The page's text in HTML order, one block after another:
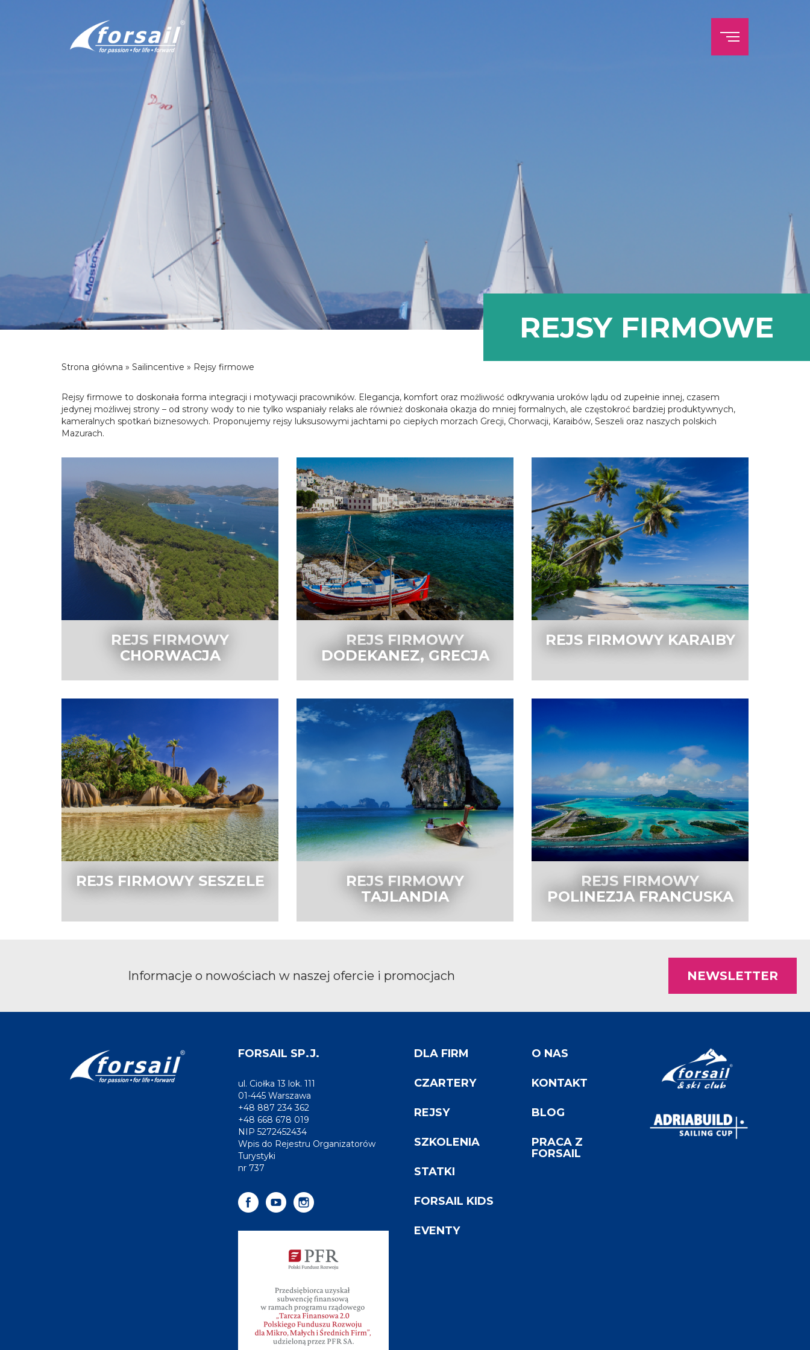
REJSY FIRMOWE
Strona główna » Sailincentive » Rejsy firmowe
Rejsy firmowe to doskonała forma integracji i motywacji pracowników. Elegancja, komfort oraz możliwość odkrywania uroków lądu od zupełnie innej, czasem
jedynej możliwej strony – od strony wody to nie tylko wspaniały relaks ale również doskonała okazja do mniej formalnych, ale częstokroć bardziej produktywnych,
kameralnych spotkań biznesowych. Proponujemy rejsy luksusowymi jachtami po ciepłych morzach Grecji, Chorwacji, Karaibów, Seszeli oraz naszych polskich
Mazurach.
REJS FIRMOWY
CHORWACJA
REJS FIRMOWY
DODEKANEZ, GRECJA
REJS FIRMOWY KARAIBY
REJS FIRMOWY SESZELE
REJS FIRMOWY
TAJLANDIA
REJS FIRMOWY
POLINEZJA FRANCUSKA
Informacje o nowościach w naszej ofercie i promocjach
FORSAIL SP.J.
ul. Ciołka 13 lok. 111
01-445 Warszawa
+48 887 234 362
+48 668 678 019
NIP 5272452434
Wpis do Rejestru Organizatorów
Turystyki
nr 737
DLA FIRM
CZARTERY
REJSY
SZKOLENIA
STATKI
FORSAIL KIDS
EVENTY
O NAS
KONTAKT
BLOG
PRACA Z
FORSAIL